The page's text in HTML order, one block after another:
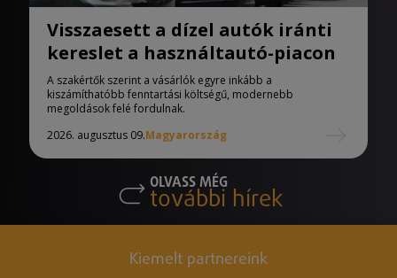
Visszaesett a dízel autók iránti
kereslet a használtautó-piacon
A szakértők szerint a vásárlók egyre inkább a
kiszámíthatóbb fenntartási költségű, modernebb
megoldások felé fordulnak.
2026. augusztus 09.Magyarország
OLVASS MÉG
további hírek
Kiemelt partnereink